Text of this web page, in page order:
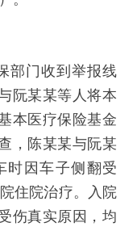
门收到举报线
阮某某等人将本
本医疗保险基金
，陈某某与阮某
时因车子侧翻受
住院治疗。入院
伤真实原因，均